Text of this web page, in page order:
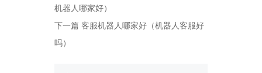
机器人哪家好）
下一篇客服机器人哪家好（机器人客服好
吗）